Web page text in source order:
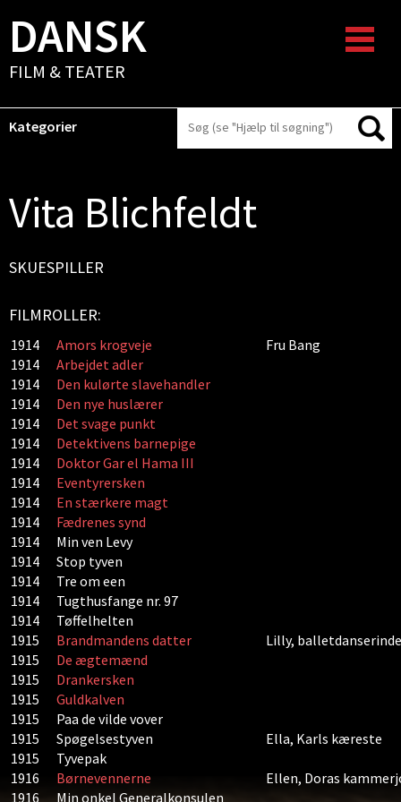
DANSK
FILM & TEATER
Kategorier
Vita Blichfeldt
SKUESPILLER
FILMROLLER:
1914 Amors krogveje
Fru Bang
1914
Arbejdet adler
1914
Den kulørte slavehandler
1914
Den nye huslærer
1914
Det svage punkt
1914
Detektivens barnepige
1914
Doktor Gar el Hama III
1914
Eventyrersken
1914
En stærkere magt
1914
Fædrenes synd
1914
Min ven Levy
1914
Stop tyven
1914
Tre om een
1914
Tugthusfange nr. 97
1914
Tøffelhelten
1915
Brandmandens datter
Lilly, balletdanserinde
1915
De ægtemænd
1915
Drankersken
1915
Guldkalven
1915
Paa de vilde vover
1915
Spøgelsestyven
Ella, Karls kæreste
1915
Tyvepak
1916
Børnevennerne
Ellen, Doras
1916
Min onkel Generalkonsulen